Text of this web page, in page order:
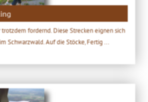
fordernd. Diese Strecken eignen sich
Schwarzwald. Auf die Stöcke, Fertig ...